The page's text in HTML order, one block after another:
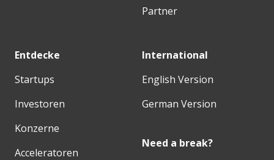
Partner
Entdecke
Startups
Investoren
Konzerne
Acceleratoren
International
English Version
German Version
Need a break?